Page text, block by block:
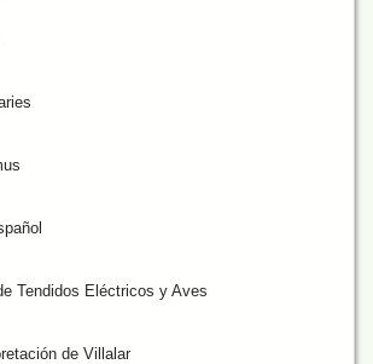
Tendidos Eléctricos y Aves
de Villalar